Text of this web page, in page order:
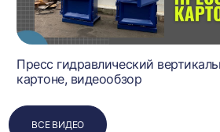
Пресс гидравлический
картоне, видеообзор
ВСЕ ВИДЕО